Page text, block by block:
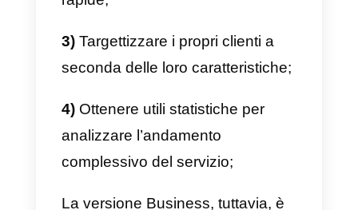
vuole ulteriormente fidelizzare.